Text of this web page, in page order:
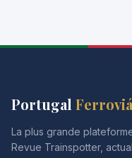
Portugal
La plus grande
Revue Trainspotter,